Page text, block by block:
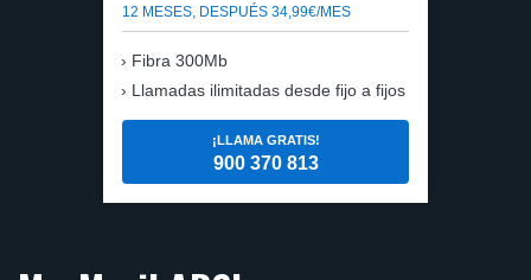
12 MESES, DESPUÉS 34,99€/MES
Fibra 300Mb
Llamadas ilimitadas desde fijo a fijos
¡LLAMA GRATIS!
900 370 813